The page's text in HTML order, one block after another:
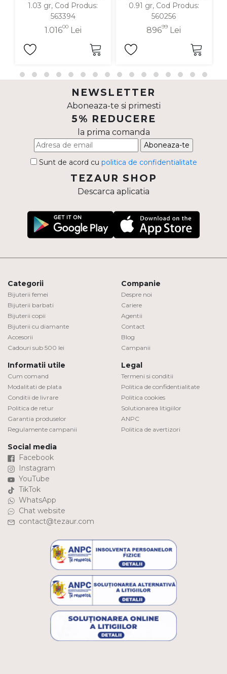
1.03 gr, Cod Produs:
563394
1.01600Lei
0.91 gr, Cod Produs:
560256
89699 Lei
NEWSLETTER
Aboneaza-te si primesti
5% REDUCERE
la prima comanda
Aboneaza-te
Sunt de acord cu politica de confidentialitate
TEZAUR SHOP
Descarca aplicatia
Categorii
Bijuterii femei
Bijuterii barbati
Bijuterii copii
Bijuterii cu diamante
Accesorii
Cadouri sub 500 lei
Companie
Despre noi
Cariere
Agentii
Contact
Blog
Campanii
Informatii utile
Cum comand
Modalitati de plata
Conditii de livrare
Politica de retur
Garantia produselor
Regulamente campanii
Legal
Termeni si conditii
Politica de confidentialitate
Politica cookies
Solutionarea litigiilor
ANPC
Politica de avertizori
Social media
Facebook
Instagram
YouTube
TikTok
WhatsApp
Chat website
contact@tezaur.com